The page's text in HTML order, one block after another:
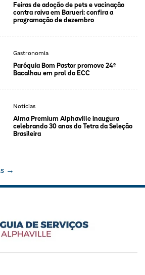
Feiras de adoção de pets e vacinação
contra raiva em Barueri: confira a
programação de dezembro
Gastronomia
Paróquia Bom Pastor promove 24º
Bacalhau em prol do ECC
Notícias
Alma Premium Alphaville inaugura
celebrando 30 anos do Tetra da Seleção
Brasileira
→